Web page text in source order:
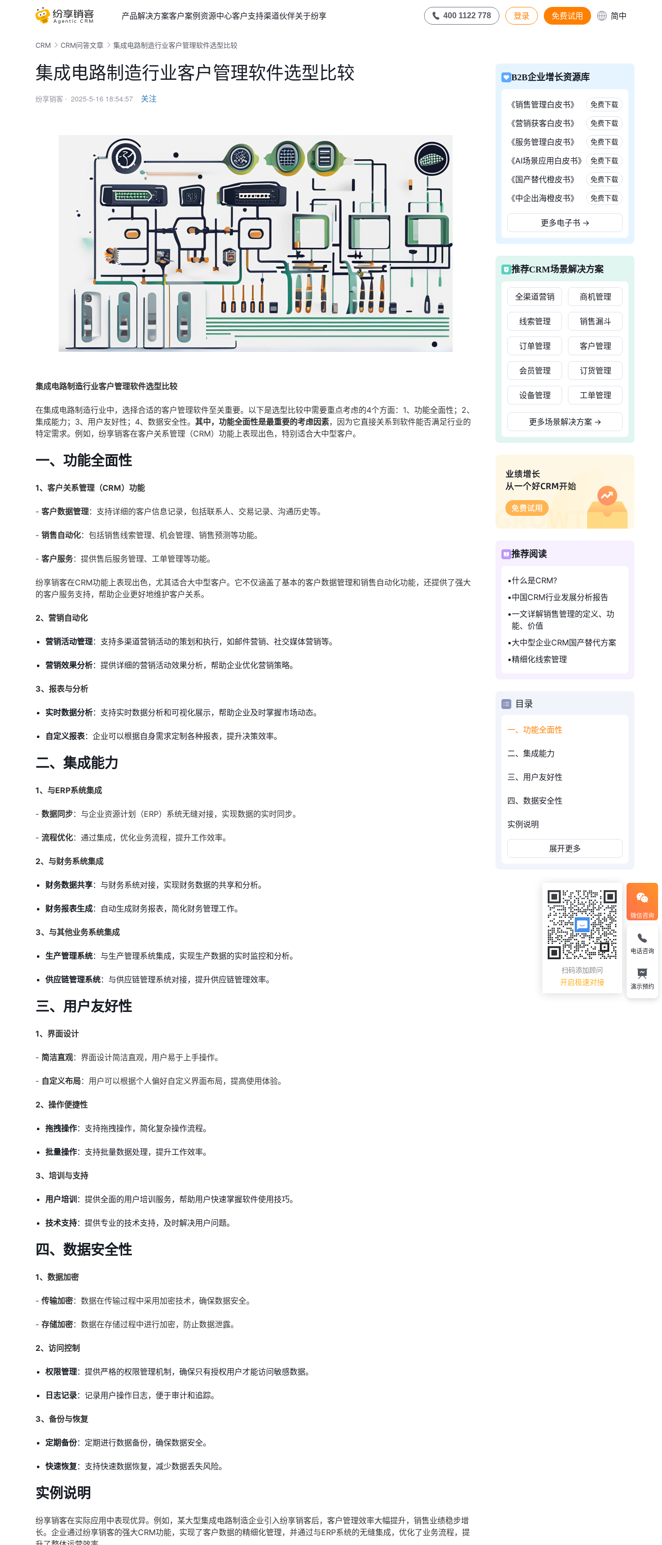
产品解决方案客户案例资源中心客户支持渠道伙伴关于纷享 400 1122 778 登录 免费试用 简中
CRM CRM问答文章 集成电路制造行业客户管理软件选型比较
集成电路制造行业客户管理软件选型比较
纷享销客 · 2025-5-16 18:54:57 关注
集成电路制造行业客户管理软件选型比较
在集成电路制造行业中，选择合适的客户管理软件至关重要。以下是选型比较中需要重点考虑的4个方面：1、功能全面性；2、
集成能力；3、用户友好性；4、数据安全性。 其中，功能全面性是最重要的考虑因素，因为它直接关系到软件能否满足行业的
特定需求。例如，纷享销客在客户关系管理（CRM）功能上表现出色，特别适合大中型客户。
一、功能全面性
1、客户关系管理（CRM）功能
- 客户数据管理：支持详细的客户信息记录，包括联系人、交易记录、沟通历史等。
- 销售自动化：包括销售线索管理、机会管理、销售预测等功能。
- 客户服务：提供售后服务管理、工单管理等功能。
纷享销客在CRM功能上表现出色，尤其适合大中型客户。它不仅涵盖了基本的客户数据管理和销售自动化功能，还提供了强大
的客户服务支持，帮助企业更好地维护客户关系。
2、营销自动化
营销活动管理：支持多渠道营销活动的策划和执行，如邮件营销、社交媒体营销等。
营销效果分析：提供详细的营销活动效果分析，帮助企业优化营销策略。
3、报表与分析
实时数据分析：支持实时数据分析和可视化展示，帮助企业及时掌握市场动态。
自定义报表：企业可以根据自身需求定制各种报表，提升决策效率。
二、集成能力
1、与ERP系统集成
- 数据同步：与企业资源计划（ERP）系统无缝对接，实现数据的实时同步。
- 流程优化：通过集成，优化业务流程，提升工作效率。
2、与财务系统集成
财务数据共享：与财务系统对接，实现财务数据的共享和分析。
财务报表生成：自动生成财务报表，简化财务管理工作。
3、与其他业务系统集成
生产管理系统：与生产管理系统集成，实现生产数据的实时监控和分析。
供应链管理系统：与供应链管理系统对接，提升供应链管理效率。
三、用户友好性
1、界面设计
- 简洁直观：界面设计简洁直观，用户易于上手操作。
- 自定义布局：用户可以根据个人偏好自定义界面布局，提高使用体验。
2、操作便捷性
拖拽操作：支持拖拽操作，简化复杂操作流程。
批量操作：支持批量数据处理，提升工作效率。
3、培训与支持
用户培训 ：提供全面的用户培训服务，帮助用户快速掌握软件使用技巧。
技术支持：提供专业的技术支持，及时解决用户问题。
四、数据安全性
1、数据加密
- 传输加密：数据在传输过程中采用加密技术，确保数据安全。
- 存储加密：数据在存储过程中进行加密，防止数据泄露。
2、访问控制
权限管理：提供严格的权限管理机制，确保只有授权用户才能访问敏感数据。
日志记录：记录用户操作日志，便于审计和追踪。
3、备份与恢复
定期备份：定期进行数据备份，确保数据安全。
快速恢复 ：支持快速数据恢复，减少数据丢失风险。
实例说明
纷享销客在实际应用中表现优异。例如，某大型集成电路制造企业引入纷享销客后，客户管理效率大幅提升，销售业绩稳步增
长。企业通过纷享销客的强大CRM功能，实现了客户数据的精细化管理，并通过与ERP系统的无缝集成，优化了业务流程，提
B2B企业增长资源库
《销售管理白皮书》 免费下载
《营销获客白皮书》 免费下载
《服务管理白皮书》 免费下载
《AI场景应用白皮书》 免费下载
《国产替代橙皮书》 免费下载
《中企出海橙皮书》 免费下载
更多电子书 →
推荐CRM场景解决方案
全渠道营销 商机管理
线索管理 销售漏斗
订单管理 客户管理
会员管理 订货管理
设备管理 工单管理
更多场景解决方案 →
推荐阅读
什么是CRM?
中国CRM行业发展分析报告
一文详解销售管理的定义、功
能、价值
大中型企业CRM国产替代方案
精细化线索管理
目录
一、功能全面性
二、集成能力
三、用户友好性
四、数据安全性
实例说明
展开更多
微信咨询
扫码添加顾问
开启极速对接
电话咨询
演示预约